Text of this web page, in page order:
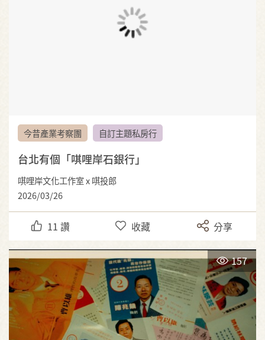
今昔產業考察團 自訂主題私房行
台北有個「唭哩岸石銀行」
唭哩岸文化工作室 x 唭投郎
2026/03/26
11 讚 收藏 分享
157